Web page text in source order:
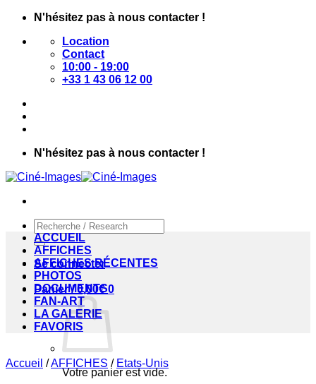
Passer
contenu
N'hésitez pas à nous contacter !
Location
Contact
10:00 - 19:00
+33 1 43 06 12 00
N'hésitez pas à nous contacter !
Recherche
pour :
Se connecter
Panier /0,00€ 0
Votre panier est vide.
ACCUEIL
AFFICHES
AFFICHES RÉCENTES
PHOTOS
DOCUMENTS
FAN-ART
LA GALERIE
FAVORIS
Accueil /AFFICHES / Etats-Unis